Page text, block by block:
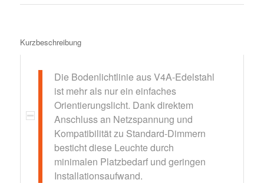
Kurzbeschreibung
Die Bodenlichtlinie aus V4A-Edelstahl
ist mehr als nur ein einfaches
Orientierungslicht. Dank direktem
Anschluss an Netzspannung und
Kompatibilität zu Standard-Dimmern
besticht diese Leuchte durch
minimalen Platzbedarf und geringen
Installationsaufwand.